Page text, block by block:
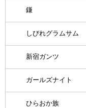
鎌
しびれグラムサム
新宿ガンツ
ガールズナイト
ひらおか族